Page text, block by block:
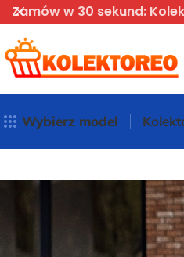
Wybierz model
Zamów w 30 sekund: